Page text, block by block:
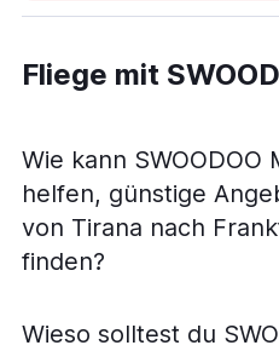
Fliege mit
Wie kann SWOODOO
helfen, günstige
von Tirana nach
finden?
Wieso solltest du